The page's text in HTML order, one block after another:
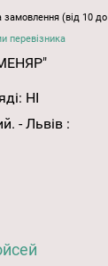
замовлення (від 10 до
перевізника
НІ
- Львів :